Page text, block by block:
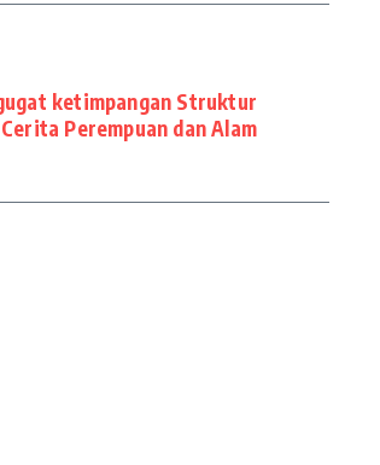
ketimpangan Struktur
Perempuan dan Alam